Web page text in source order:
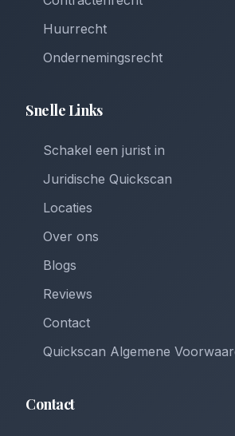
Huurrecht
Ondernemingsrecht
Snelle Links
Schakel een jurist in
Juridische Quickscan
Locaties
Over ons
Blogs
Reviews
Contact
Quickscan Algemene
Contact